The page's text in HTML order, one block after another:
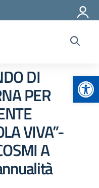
DI
PER
VIVA”-
A